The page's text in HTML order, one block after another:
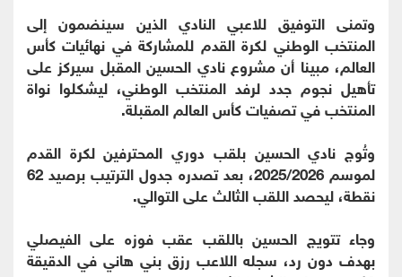
وتمنى التوفيق للاعبي النادي الذين سينضمون إلى
المنتخب الوطني لكرة القدم للمشاركة في نهائيات كأس
العالم، مبينا أن مشروع نادي الحسين المقبل سيركز على
تأهيل نجوم جدد لرفد المنتخب الوطني، ليشكلوا نواة
المنتخب في تصفيات كأس العالم المقبلة.
وتُوج نادي الحسين بلقب دوري المحترفين لكرة القدم
لموسم 2025/2026، بعد تصدره جدول الترتيب برصيد 62
نقطة، ليحصد اللقب الثالث على التوالي.
وجاء تتويج الحسين باللقب عقب فوزه على الفيصلي
بهدف دون رد، سجله اللاعب رزق بني هاني في الدقيقة